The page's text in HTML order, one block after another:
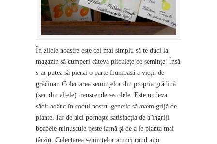
În zilele noastre este cel mai simplu să te duci la
magazin să cumperi câteva pliculețe de semințe. Însă
s-ar putea să pierzi o parte frumoasă a vieții de
grădinar. Colectarea semințelor din propria grădină
(sau din altele) transcende secolele. Este undeva
sădit adânc în codul nostru genetic să avem grijă de
plante. Iar de aici pornește satisfacția de a îngriji
boabele minuscule peste iarnă și de a le planta mai
târziu. Colectarea semințelor atunci când ai o